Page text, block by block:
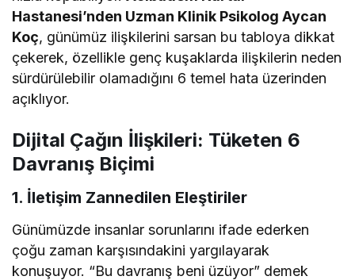
Hastanesi’nden Uzman Klinik Psikolog Aycan
Koç, günümüz ilişkilerini sarsan bu tabloya dikkat
çekerek, özellikle genç kuşaklarda ilişkilerin neden
sürdürülebilir olamadığını 6 temel hata üzerinden
açıklıyor.
Dijital Çağın İlişkileri: Tüketen 6
Davranış Biçimi
1. İletişim Zannedilen Eleştiriler
Günümüzde insanlar sorunlarını ifade ederken
çoğu zaman karşısındakini yargılayarak
konuşuyor. “Bu davranış beni üzüyor” demek